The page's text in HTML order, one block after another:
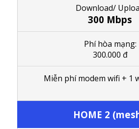
Download/
300 Mbps
Phí hòa mạng:
300.000 đ
Miễn phí modem wifi + 1
HOME 2